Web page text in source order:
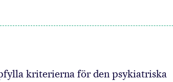
kriterierna för den psykiatriska